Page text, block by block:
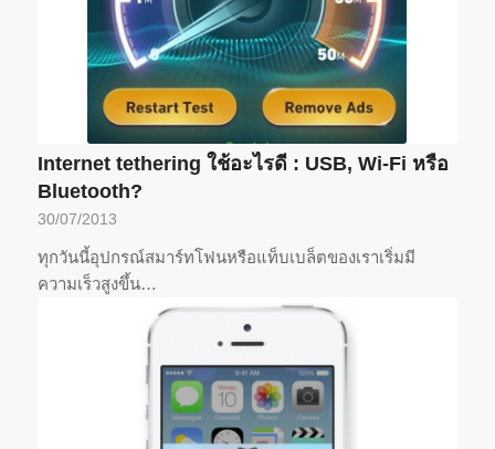
Internet tethering ใช้อะไรดี : USB, Wi-Fi หรือ
Bluetooth?
30/07/2013
ทุกวันนี้อุปกรณ์สมาร์ทโฟนหรือแท็บเบล็ตของเราเริ่มมี
ความเร็วสูงขึ้น…